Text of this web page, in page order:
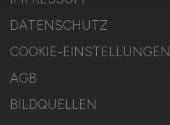
DATENSCHUTZ
COOKIE-EINSTELLUNGEN
AGB
BILDQUELLEN